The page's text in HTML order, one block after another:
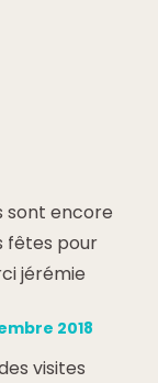
sont encore
fêtes pour
jérémie
2018
visites